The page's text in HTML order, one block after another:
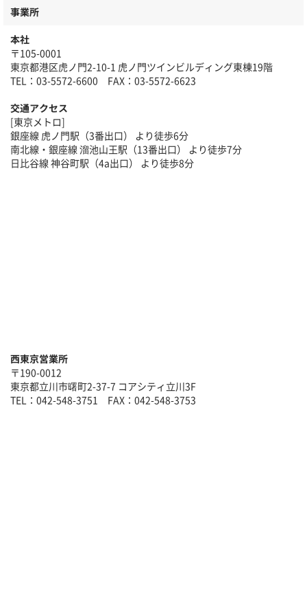
事業所
本社
〒105-0001
東京都港区虎ノ門2-10-1 虎ノ門ツインビルディング東棟19階
TEL：03-5572-6600 FAX：03-5572-6623
交通アクセス
[東京メトロ]
銀座線 虎ノ門駅（3番出口） より徒歩6分
南北線・銀座線 溜池山王駅（13番出口） より徒歩7分
日比谷線 神谷町駅（4a出口） より徒歩8分
西東京営業所
〒190-0012
東京都立川市曙町2-37-7 コアシティ立川3F
TEL：042-548-3751 FAX：042-548-3753